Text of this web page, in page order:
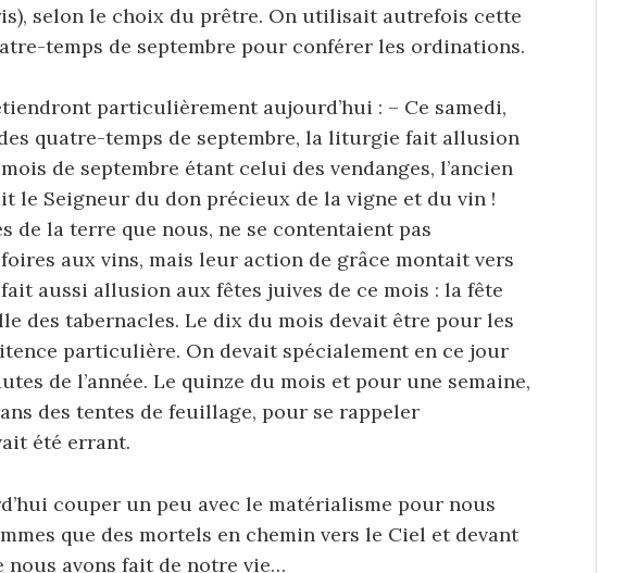
selon le choix du prêtre. On utilisait autrefois cette
temps de septembre pour conférer les ordinations.
particulièrement aujourd’hui : – Ce samedi,
quatre-temps de septembre, la liturgie fait allusion
de septembre étant celui des vendanges, l’ancien
le Seigneur du don précieux de la vigne et du vin !
de la terre que nous, ne se contentaient pas
aux vins, mais leur action de grâce montait vers
aussi allusion aux fêtes juives de ce mois : la fête
des tabernacles. Le dix du mois devait être pour les
particulière. On devait spécialement en ce jour
de l’année. Le quinze du mois et pour une semaine,
des tentes de feuillage, pour se rappeler
été errant.
couper un peu avec le matérialisme pour nous
que des mortels en chemin vers le Ciel et devant
nous avons fait de notre vie…